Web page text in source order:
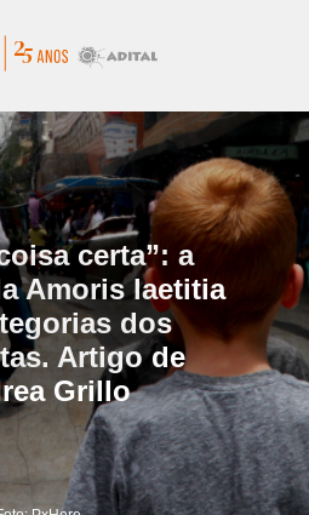
certa”: a
Amoris laetitia
dos
Artigo de
Grillo